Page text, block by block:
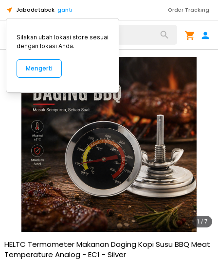
Jabodetabek ganti Order Tracking
Alat Kopi
1 / 7
HELTC Termometer Makanan Daging Kopi Susu BBQ Meat
Temperature Analog - EC1 - Silver
Silakan ubah lokasi store sesuai
dengan lokasi Anda.
Mengerti